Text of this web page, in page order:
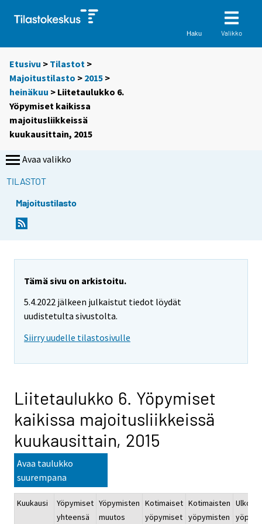
Haku Valikko
Etusivu > Tilastot >
Majoitustilasto > 2015 >
heinäkuu > Liitetaulukko 6.
Yöpymiset kaikissa
majoitusliikkeissä
kuukausittain, 2015
Avaa valikko
TILASTOT
Majoitustilasto
Tämä sivu on arkistoitu.
5.4.2022 jälkeen julkaistut tiedot löydät
uudistetulta sivustolta.
Siirry uudelle tilastosivulle
Liitetaulukko 6. Yöpymiset
kaikissa majoitusliikkeissä
kuukausittain, 2015
Avaa taulukko
suurempana
Kuukausi
Yöpymiset
yhteensä
Yöpymisten
muutos
Kotimaiset
yöpymiset
Kotimaisten
yöpymisten